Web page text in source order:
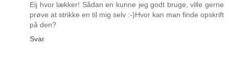
Eij hvor lækker! Sådan en kunne jeg godt bruge, ville gerne
prøve at strikke en til mig selv :-)Hvor kan man finde opskrift
på den?
Svar